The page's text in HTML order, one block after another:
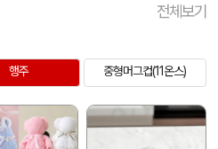
전체보기
행주 중형머그컵(11온스)